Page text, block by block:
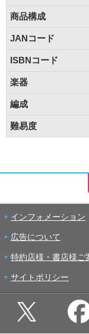
商品構成
JANコード
ISBNコード
楽器
編成
難易度
インフォメーション
広告について
特約店様・書店様ご
サイトポリシー